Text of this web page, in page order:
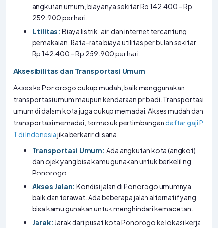
angkutan umum, biayanya sekitar Rp 142.400 – Rp
259.900 per hari.
Utilitas: Biaya listrik, air, dan internet tergantung
pemakaian. Rata-rata biaya utilitas per bulan sekitar
Rp 142.400 – Rp 259.900 per hari.
Aksesibilitas dan Transportasi Umum
Akses ke Ponorogo cukup mudah, baik menggunakan
transportasi umum maupun kendaraan pribadi. Transportasi
umum di dalam kota juga cukup memadai. Akses mudah dan
transportasi memadai, termasuk pertimbangan daftar gaji P
T di Indonesiajika berkarir di sana.
Transportasi Umum: Ada angkutan kota (angkot)
dan ojek yang bisa kamu gunakan untuk berkeliling
Ponorogo.
Akses Jalan: Kondisi jalan di Ponorogo umumnya
baik dan terawat. Ada beberapa jalan alternatif yang
bisa kamu gunakan untuk menghindari kemacetan.
Jarak: Jarak dari pusat kota Ponorogo ke lokasi kerja